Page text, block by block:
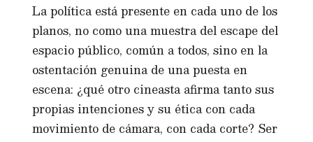
La política está presente en cada uno de los
planos, no como una muestra del escape del
espacio público, común a todos, sino en la
ostentación genuina de una puesta en
escena: ¿qué otro cineasta afirma tanto sus
propias intenciones y su ética con cada
movimiento de cámara, con cada corte? Ser